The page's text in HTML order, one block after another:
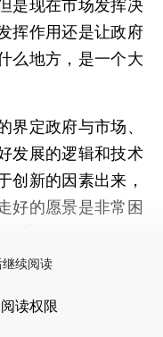
是现在市场发挥决
挥作用还是让政府
么地方，是一个大
定政府与市场、
发展的逻辑和技术
创新的因素出来，
好的愿景是非常困
继续阅读
读权限